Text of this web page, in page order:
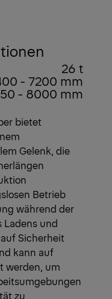
26 t
- 7200 mm
- 8000 mm
bietet
Gelenk, die
Betrieb
während der
Ladens und
Sicherheit
kann auf
werden, um
zu